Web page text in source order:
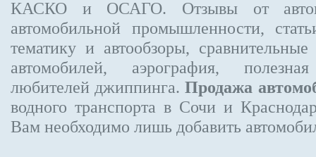
КАСКО и ОСАГО. Отзывы от
автомобильной промышленности,
тематику и автообзоры,
автомобилей, аэрография,
любителей джиппинга.Продажа
водного транспорта в Сочи и
Вам необходимо лишь добавить